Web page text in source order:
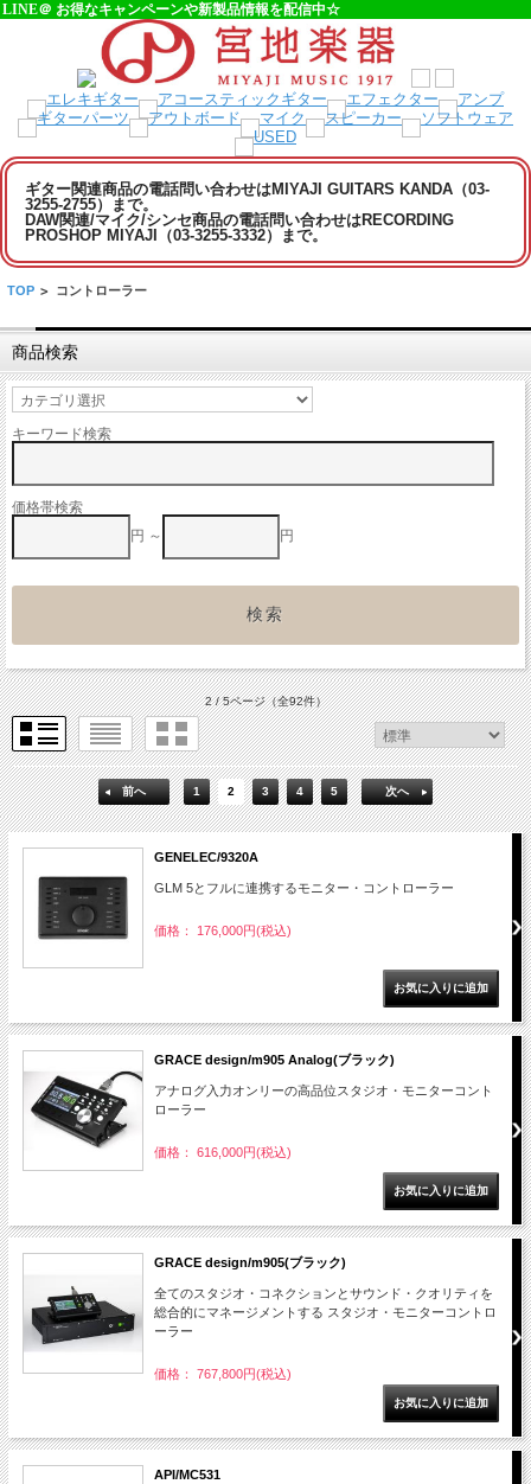
LINE＠ お得なキャンペーンや新製品情報を配信中☆
ギター関連商品の電話問い合わせはMIYAJI GUITARS KANDA（03-
3255-2755）まで。
DAW関連/マイク/シンセ商品の電話問い合わせはRECORDING
PROSHOP MIYAJI（03-3255-3332）まで。
TOP > コントローラー
商品検索
キーワード検索
価格帯検索
円 ～
円
2 / 5ページ（全92件）
前へ 1 2 3 4 5 次へ
GENELEC/9320A
GLM 5とフルに連携するモニター・コントローラー
価格： 176,000円(税込)
GRACE design/m905 Analog(ブラック)
アナログ入力オンリーの高品位スタジオ・モニターコント
ローラー
価格： 616,000円(税込)
GRACE design/m905(ブラック)
全てのスタジオ・コネクションとサウンド・クオリティを
総合的にマネージメントする スタジオ・モニターコントロ
ーラー
価格： 767,800円(税込)
API/MC531